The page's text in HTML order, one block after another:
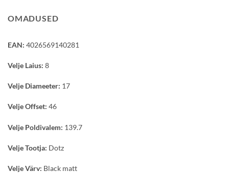
OMADUSED
EAN: 4026569140281
Velje Laius: 8
Velje Diameeter: 17
Velje Offset: 46
Velje Poldivalem: 139.7
Velje Tootja: Dotz
Velje Värv: Black matt